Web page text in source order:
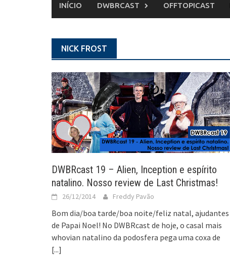
INÍCIO DWBRCAST OFFTOPICAST
NICK FROST
DWBRcast 19 – Alien, Inception e espírito
natalino. Nosso review de Last Christmas!
26/12/2014 Freddy Pavão
Bom dia/boa tarde/boa noite/feliz natal, ajudantes
de Papai Noel! No DWBRcast de hoje, o casal mais
whovian natalino da podosfera pega uma coxa de
[...]